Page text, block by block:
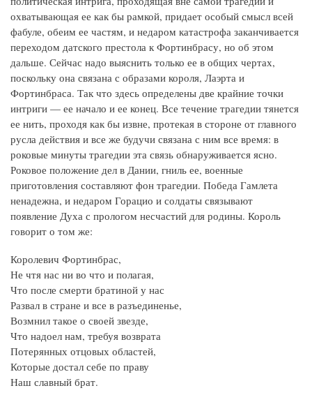
охватывающая ее как бы рамкой, придает особый смысл всей
фабуле, обеим ее частям, и недаром катастрофа заканчивается
переходом датского престола к Фортинбрасу, но об этом
дальше. Сейчас надо выяснить только ее в общих чертах,
поскольку она связана с образами короля, Лаэрта и
Фортинбраса. Так что здесь определены две крайние точки
интриги — ее начало и ее конец. Все течение трагедии тянется
ее нить, проходя как бы извне, протекая в стороне от главного
русла действия и все же будучи связана с ним все время: в
роковые минуты трагедии эта связь обнаруживается ясно.
Роковое положение дел в Дании, гниль ее, военные
приготовления составляют фон трагедии. Победа Гамлета
ненадежна, и недаром Горацио и солдаты связывают
появление Духа с прологом несчастий для родины. Король
говорит о том же:
Королевич Фортинбрас,
Не чтя нас ни во что и полагая,
Что после смерти братиной у нас
Развал в стране и все в разъединенье,
Возмнил такое о своей звезде,
Что надоел нам, требуя возврата
Потерянных отцовых областей,
Которые достал себе по праву
Наш славный брат.